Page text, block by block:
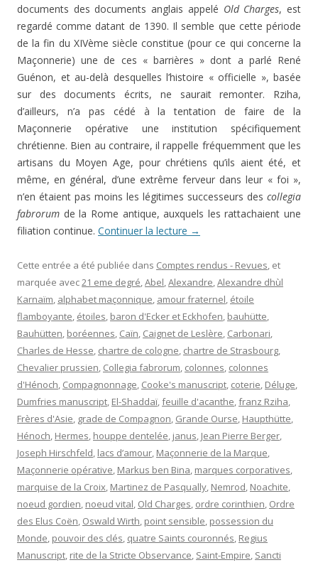
documents des documents anglais appelé Old Charges, est
regardé comme datant de 1390. Il semble que cette période
de la fin du XIVème siècle constitue (pour ce qui concerne la
Maçonnerie) une de ces « barrières » dont a parlé René
Guénon, et au-delà desquelles l’histoire « officielle », basée
sur des documents écrits, ne saurait remonter. Rziha,
d’ailleurs, n’a pas cédé à la tentation de faire de la
Maçonnerie opérative une institution spécifiquement
chrétienne. Bien au contraire, il rappelle fréquemment que les
artisans du Moyen Age, pour chrétiens qu’ils aient été, et
même, en général, d’une extrême ferveur dans leur « foi »,
n’en étaient pas moins les légitimes successeurs des collegia
fabrorum de la Rome antique, auxquels les rattachaient une
filiation continue. Continuer la lecture →
Cette entrée a été publiée dans Comptes rendus - Revues, et
marquée avec21 eme degré,Abel,Alexandre,Alexandre dhùl
Karnaïm, alphabet maçonnique, amour fraternel, étoile
flamboyante, étoiles, baron d'Ecker et Eckhofen, bauhütte,
Bauhütten, boréennes, Caïn, Caignet de Leslère, Carbonari,
Charles de Hesse, chartre de cologne, chartre de Strasbourg,
Chevalier prussien, Collegia fabrorum, colonnes, colonnes
d'Hénoch, Compagnonnage, Cooke's manuscript, coterie, Déluge,
Dumfries manuscript, El-Shaddaï,feuille d'acanthe,franz Rziha,
Frères d'Asie, grade de Compagnon, Grande Ourse, Haupthütte,
Hénoch, Hermes, houppe dentelée, janus, Jean Pierre Berger,
Joseph Hirschfeld, lacs d’amour, Maçonnerie de la Marque,
Maçonnerie opérative, Markus ben Bina, marques corporatives,
marquise de la Croix, Martinez de Pasqually, Nemrod, Noachite,
noeud gordien, noeud vital, Old Charges, ordre corinthien, Ordre
des Elus Coën, Oswald Wirth, point sensible, possession du
Monde, pouvoir des clés, quatre Saints couronnés, Regius
Manuscript, rite de la Stricte Observance, Saint-Empire, Sancti